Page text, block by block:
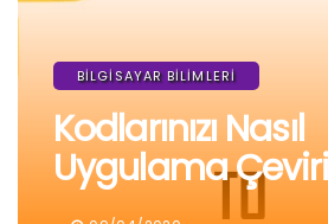
BILGISAYAR BILIMLERI
Kodlarınızı Nasıl
Uygulama